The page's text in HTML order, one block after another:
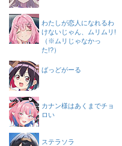
わたしが恋人になれるわ
けないじゃん、ムリムリ!
（※ムリじゃなかっ
た!?）
ばっどがーる
カナン様はあくまでチョ
ロい
ステラソラ